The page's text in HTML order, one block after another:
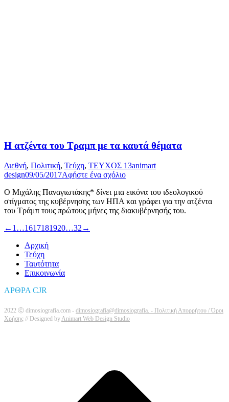
Η ατζέντα του Τραµπ µε τα καυτά θέµατα
Διεθνή, Πολιτική, Τεύχη, ΤΕΥΧΟΣ 13animart
design09/05/2017Αφήστε ένα σχόλιο
Ο Μιχάλης Παναγιωτάκης* δίνει μια εικόνα του ιδεολογικού
στίγματος της κυβέρνησης των ΗΠΑ και γράφει για την ατζέντα
του Τράμπ τους πρώτους μήνες της διακυβέρνησής του.
← 1 …1617181920…32 →
Αρχική
Τεύχη
Ταυτότητα
Επικοινωνία
ΑΡΘΡΑ CJR
2022 Ⓒ dimosiografia.com - dimosiografia@dimosiografia. - Πολιτική Απορρήτου / Όροι
Χρήσης // Designed byAnimart Web Design Studio